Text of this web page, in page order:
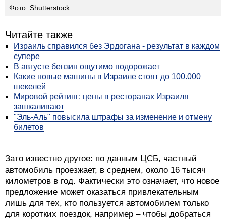
Фото: Shutterstock
Читайте также
Израиль справился без Эрдогана - результат в каждом
супере
В августе бензин ощутимо подорожает
Какие новые машины в Израиле стоят до 100.000
шекелей
Мировой рейтинг: цены в ресторанах Израиля
зашкаливают
"Эль-Аль" повысила штрафы за изменение и отмену
билетов
Зато известно другое: по данным ЦСБ, частный
автомобиль проезжает, в среднем, около 16 тысяч
километров в год. Фактически это означает, что новое
предложение может оказаться привлекательным
лишь для тех, кто пользуется автомобилем только
для коротких поездок, например – чтобы добраться